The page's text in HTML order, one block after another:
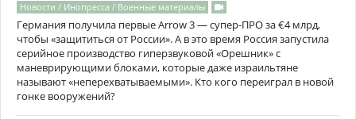
Новости / Инопресса / Военные материалы
Германия получила первые Arrow 3 — супер-ПРО за €4 млрд,
чтобы «защититься от России». А в это время Россия запустила
серийное производство гиперзвуковой «Орешник» с
маневрирующими блоками, которые даже израильтяне
называют «неперехватываемыми». Кто кого переиграл в новой
гонке вооружений?